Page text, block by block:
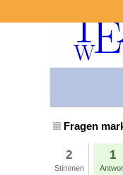
Fragen
2
Stimmen
1